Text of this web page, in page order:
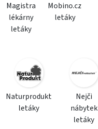
Magistra
lékárny
letáky
Mobino.cz
letáky
Naturprodukt
letáky
Nejči
nábytek
letáky